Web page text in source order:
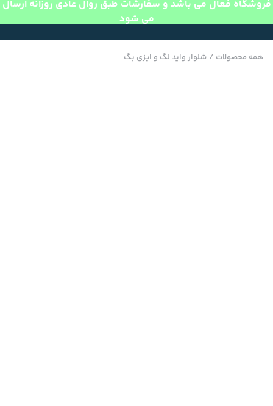
فروشگاه فعال می باشد و سفارشات طبق روال عادی روزانه ارسال
می شود
همه محصولات / شلوار واید لگ و ایزی بگ